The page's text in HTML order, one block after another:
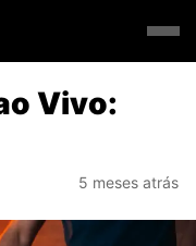
Vivo:
5 meses atrás